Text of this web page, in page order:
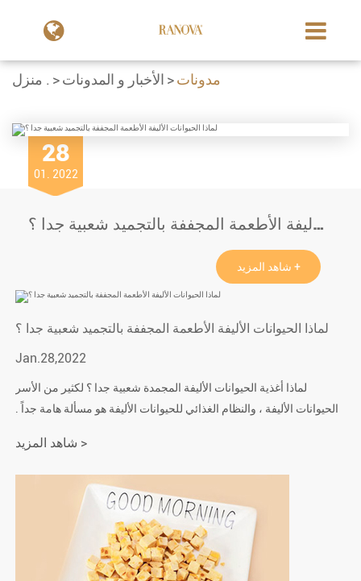
منزل . الأخبار و المدونات مدونات
28
01. 2022
لماذا الحيوانات الأليفة الأطعمة المجففة بالتجميد شعبية جدا ؟
شاهد المزيد +
لماذا الحيوانات الأليفة الأطعمة المجففة بالتجميد شعبية جدا ؟
Jan.28,2022
لماذا أغذية الحيوانات الأليفة المجمدة شعبية جدا ؟ لكثير من الأسر
الحيوانات الأليفة ، والنظام الغذائي للحيوانات الأليفة هو مسألة هامة جداً .
شاهد المزيد >